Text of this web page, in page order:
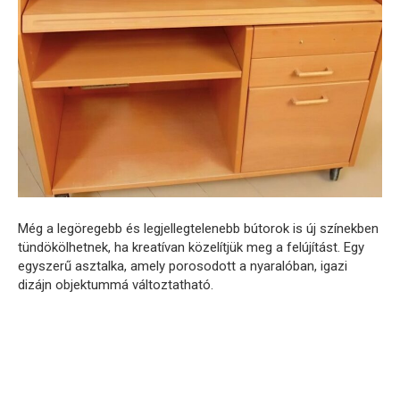
Még a legöregebb és legjellegtelenebb bútorok is új színekben
tündökölhetnek, ha kreatívan közelítjük meg a felújítást. Egy
egyszerű asztalka, amely porosodott a nyaralóban, igazi
dizájn objektummá változtatható.